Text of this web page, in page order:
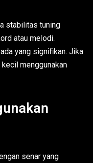
stabilitas tuning
atau melodi.
yang signifikan. Jika
menggunakan
senar yang